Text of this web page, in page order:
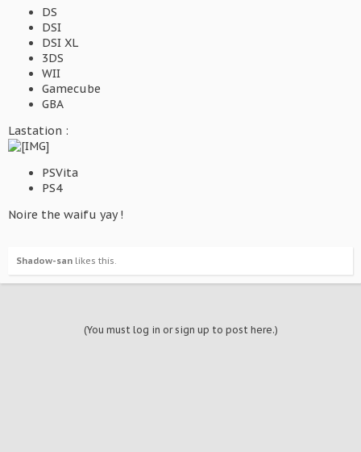
DS
DSI
DSI XL
3DS
WII
Gamecube
GBA
Lastation :
PSVita
PS4
Noire the waifu yay !
Shadow-san likes this.
(You must log in or sign up to post here.)